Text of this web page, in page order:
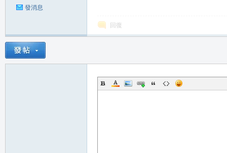
發消息
回復